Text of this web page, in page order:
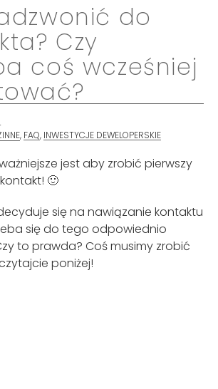
do
Czy
coś wcześniej
, FAQ, INWESTYCJE DEWELOPERSKIE
jest aby zrobić pierwszy
🙂
się na nawiązanie kontaktu
się do tego odpowiednio
to prawda? Coś musimy zrobić
poniżej!